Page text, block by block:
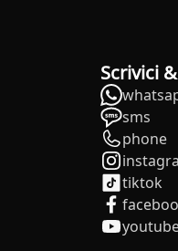
Scrivici
sms
phone
tiktok